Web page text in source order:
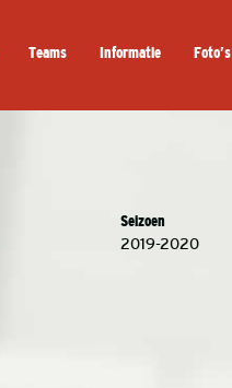
Teams Informatie Foto’s
Seizoen
2019-2020